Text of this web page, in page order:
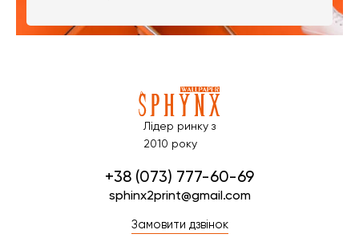
Лідер ринку з
2010 року
+38 (073) 777-60-69
sphinx2print@gmail.com
Замовити дзвінок